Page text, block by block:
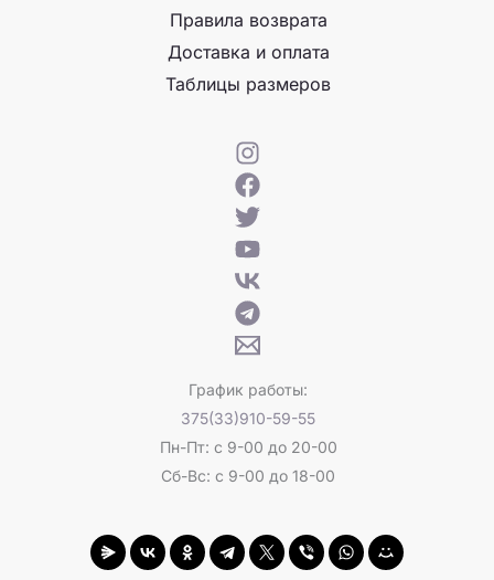
Правила возврата
Доставка и оплата
Таблицы размеров
График работы:
375(33)910-59-55
Пн-Пт: с 9-00 до 20-00
Сб-Вс: с 9-00 до 18-00